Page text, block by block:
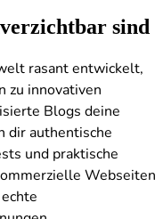
sind
rasant entwickelt,
zu innovativen
Blogs deine
dir authentische
und praktische
Webseiten